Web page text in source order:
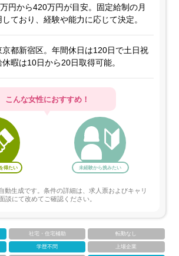
円から420万円が目安。固定給制の月
ており、経験や能力に応じて決定。
京都新宿区。年間休日は120日で土日祝
暇は10日から20日取得可能。
こんな女性におすすめ！
得たい 未経験から挑みたい
動生成です。条件の詳細は、求人票およびキャリ
談にて改めてご確認ください。
社宅・住宅補助 転勤なし
学歴不問 上場企業